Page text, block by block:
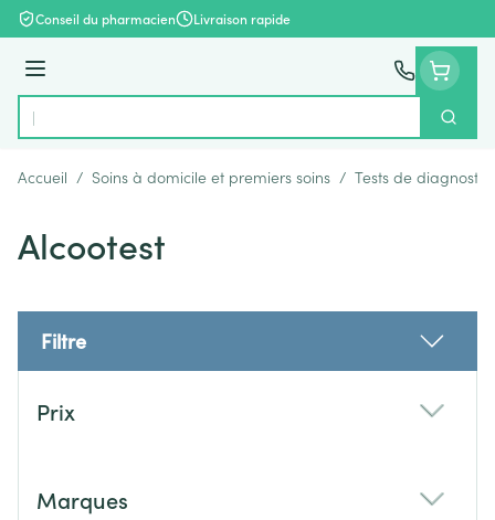
Aller au contenu
Conseil du pharmacien Livraison rapide
Menu
Rechercher
Accueil / Soins à domicile et premiers soins / Tests de diagnostic
Alcootest
Filtre
Prix
Marques